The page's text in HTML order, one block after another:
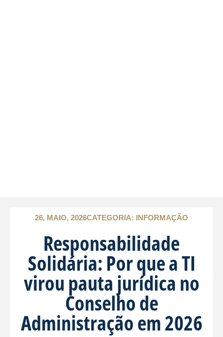
26, MAIO, 2026CATEGORIA: INFORMAÇÃO
Responsabilidade
Solidária: Por que a TI
virou pauta jurídica no
Conselho de
Administração em 2026